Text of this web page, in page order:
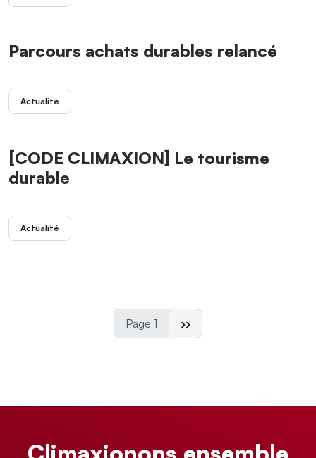
Parcours achats durables relancé
Actualité
[CODE CLIMAXION] Le tourisme
durable
Actualité
Page 1 Page suivante
››